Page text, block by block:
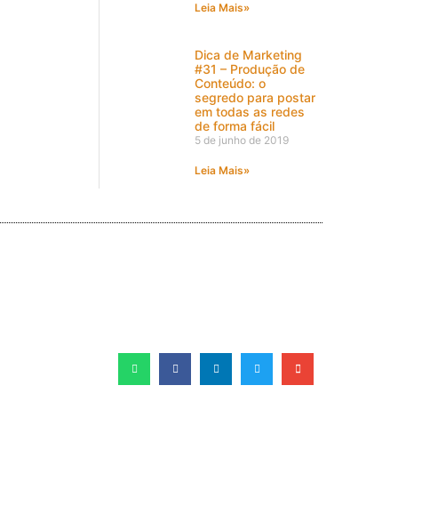
Leia Mais»
Dica de Marketing
#31 – Produção de
Conteúdo: o
segredo para postar
em todas as redes
de forma fácil
5 de junho de 2019
Leia Mais»